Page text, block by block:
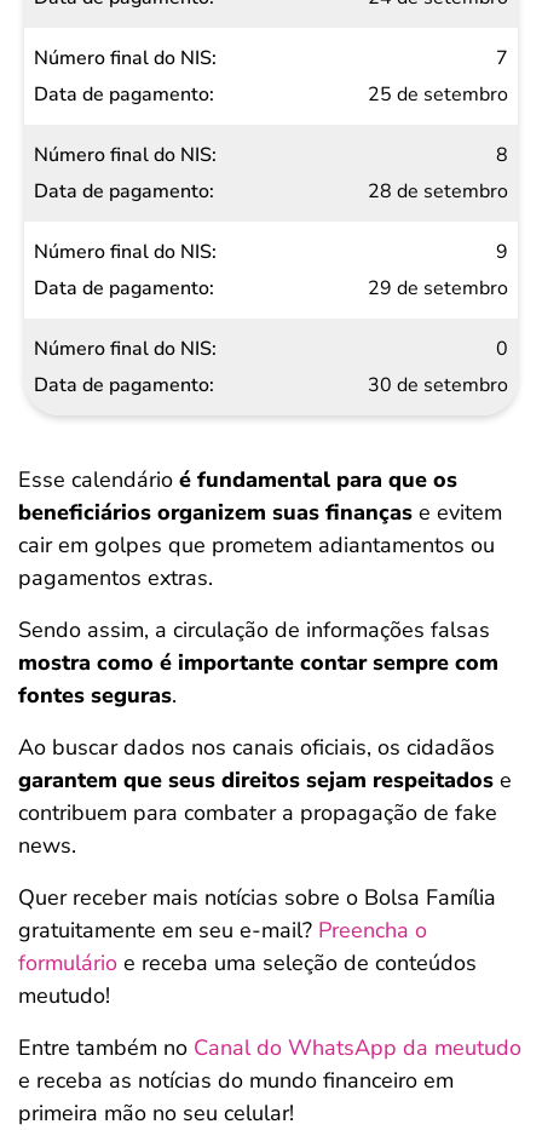
7
25 de setembro
8
28 de setembro
9
29 de setembro
0
30 de setembro
Esse calendário é fundamental para que os
beneficiários organizem suas finanças e evitem
cair em golpes que prometem adiantamentos ou
pagamentos extras.
Sendo assim, a circulação de informações falsas
mostra como é importante contar sempre com
fontes seguras.
Ao buscar dados nos canais oficiais, os cidadãos
garantem que seus direitos sejam respeitados e
contribuem para combater a propagação de fake
news.
Quer receber mais notícias sobre o Bolsa Família
gratuitamente em seu e-mail? Preencha o
formulário e receba uma seleção de conteúdos
meutudo!
Entre também no Canal do WhatsApp da meutudo
e receba as notícias do mundo financeiro em
primeira mão no seu celular!